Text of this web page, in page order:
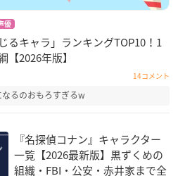
優
るキャラ」ランキングTOP10！1
2026年版】
14コメント
るのおもろすぎるw
『名探偵コナン』キャラクター
一覧【2026最新版】黒ずくめの
組織・FBI・公安・赤井家まで全